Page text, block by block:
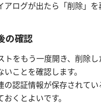
アログが出たら「削除」を
の確認
トをもう一度開き、削除し
いことを確認します。
の認証情報が保存されてい
おくとよいです。